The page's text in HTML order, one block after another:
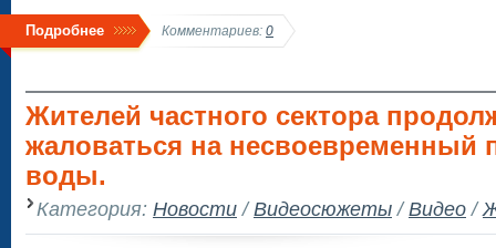
Подробнее Комментариев: 0
Жителей частного сектора
жаловаться на несвоевременный
воды.
Категория: Новости/Видеосюжеты/Видео/